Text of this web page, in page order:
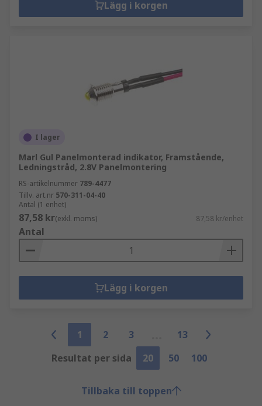
Lägg i korgen
I lager
Marl Gul Panelmonterad indikator, Framstående,
Ledningstråd, 2.8V Panelmontering
RS-artikelnummer 789-4477
Tillv. art.nr 570-311-04-40
Antal (1 enhet)
87,58 kr(exkl. moms) 87,58 kr/enhet
Antal
Lägg i korgen
1 2 3
13
Resultat per sida
20 50 100
Tillbaka till toppen